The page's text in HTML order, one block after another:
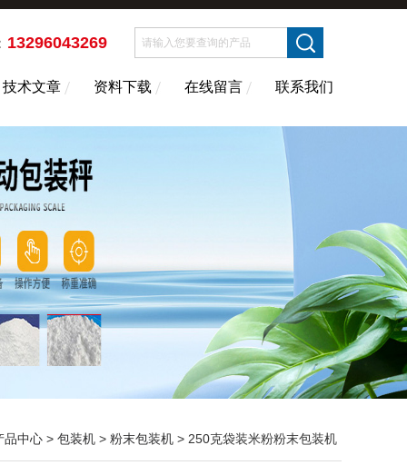
13296043269
技术文章 资料下载 在线留言 联系我们
品中心 > 包装机 > 粉末包装机 > 250克袋装米粉粉末包装机